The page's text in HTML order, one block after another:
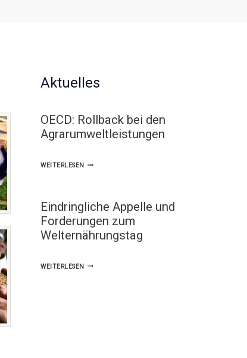
Aktuelles
OECD: Rollback bei den
Agrarumweltleistungen
WEITERLESENOECD:
AGRARUMWELTLEISTUNGEN
Eindringliche Appelle und
Forderungen zum
Welternährungstag
WEITERLESENEINDRINGLICHE